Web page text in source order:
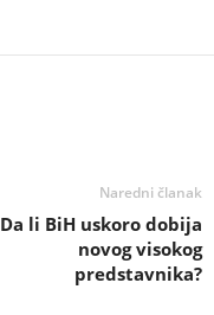
Naredni članak
Da li BiH uskoro dobija
novog visokog
predstavnika?